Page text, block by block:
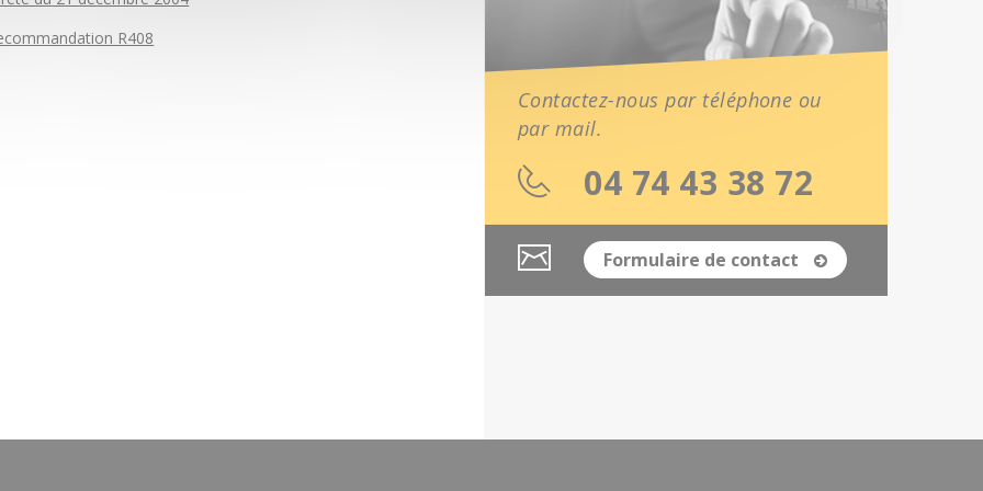
R408
Contactez-nous par téléphone ou
par mail.
04 74 43 38 72
Formulaire de contact